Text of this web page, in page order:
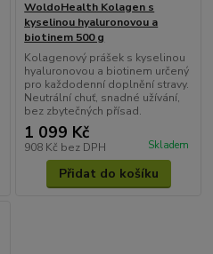
WoldoHealth Kolagen s
kyselinou hyaluronovou a
biotinem 500 g
Kolagenový prášek s kyselinou
hyaluronovou a biotinem určený
pro každodenní doplnění stravy.
Neutrální chuť, snadné užívání,
bez zbytečných přísad.
1 099 Kč
908 Kč bez DPH Skladem
Přidat do košíku